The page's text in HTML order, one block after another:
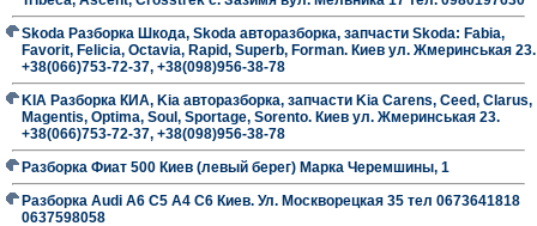
Skoda Разборка Шкода, Skoda авторазборка, запчасти Skoda: Fabia,
Favorit, Felicia, Octavia, Rapid, Superb, Forman. Киев ул. Жмеринськая 23.
+38(066)753-72-37, +38(098)956-38-78
KIA Разборка КИА, Kia авторазборка, запчасти Kia Carens, Ceed, Clarus,
Magentis, Optima, Soul, Sportage, Sorento. Киев ул. Жмеринськая 23.
+38(066)753-72-37, +38(098)956-38-78
Разборка Фиат 500 Киев (левый берег) Марка Черемшины, 1
Разборка Audi A6 C5 A4 C6 Киев. Ул. Москворецкая 35 тел 0673641818
0637598058